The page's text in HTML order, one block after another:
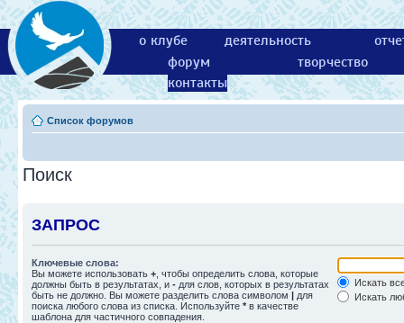
о клубе деятельность
форум
творчество
контакты
Список форумов
Поиск
ЗАПРОС
Ключевые слова:
Вы можете использовать + , чтобы определить слова, которые
должны быть в результатах, и - для слов, которых в результатах
быть не должно. Вы можете разделить слова символом | для
поиска любого слова из списка. Используйте * в качестве
шаблона для частичного совпадения.
Искать
Искать